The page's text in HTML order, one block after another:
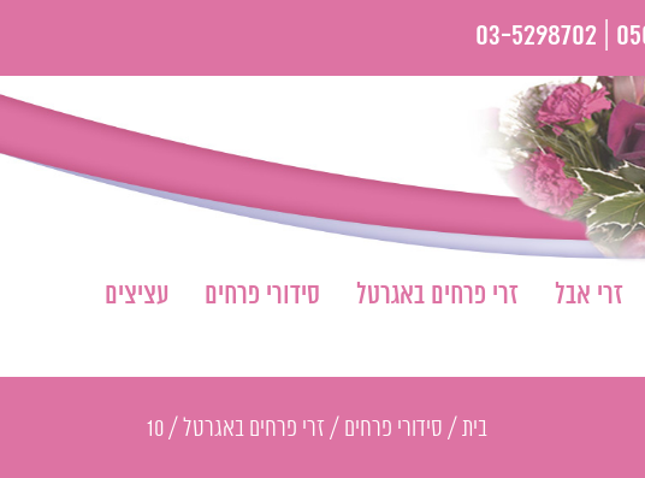
03-5298702
זרי אבל זרי פרחים באגרטל סידורי פרחים
עציצים
בית / סידורי פרחים / זרי פרחים באגרטל /
10